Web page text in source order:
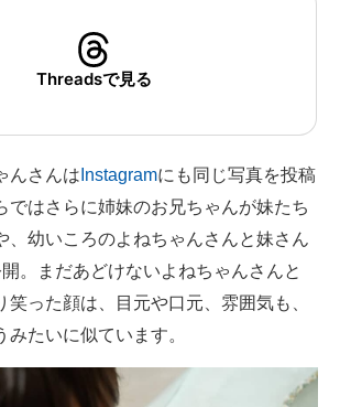
Threadsで見る
んさんは Instagramにも同じ写真を投稿
ではさらに姉妹のお兄ちゃんが妹たち
、幼いころのよねちゃんさんと妹さん
。まだあどけないよねちゃんさんと
笑った顔は、目元や口元、雰囲気も、
みたいに似ています。